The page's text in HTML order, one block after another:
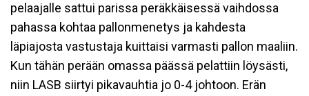
pelaajalle sattui parissa peräkkäisessä vaihdossa
pahassa kohtaa pallonmenetys ja kahdesta
läpiajosta vastustaja kuittaisi varmasti pallon maaliin.
Kun tähän perään omassa päässä pelattiin löysästi,
niin LASB siirtyi pikavauhtia jo 0-4 johtoon. Erän